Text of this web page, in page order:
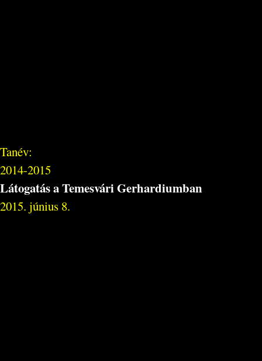
Tanév:
2014-2015
Látogatás a Temesvári Gerhardiumban
2015. június 8.